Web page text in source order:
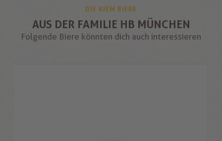
DIE KIEM BIERE
AUS DER FAMILIE HB MÜNCHEN
Folgende Biere könnten dich auch interessieren